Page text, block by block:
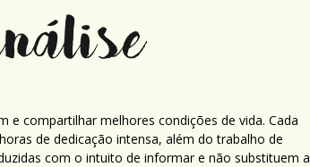
e compartilhar melhores condições de vida. Cada
de dedicação intensa, além do trabalho de
com o intuito de informar e não substituem a